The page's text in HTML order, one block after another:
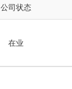
公司状态
在业